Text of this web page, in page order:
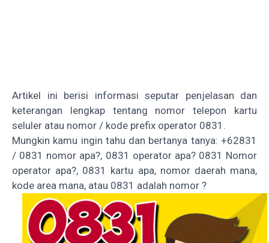
Artikel ini berisi informasi seputar penjelasan dan
keterangan lengkap tentang nomor telepon kartu
seluler atau nomor / kode prefix operator 0831.
Mungkin kamu ingin tahu dan bertanya tanya: +62831
/ 0831 nomor apa?, 0831 operator apa? 0831 Nomor
operator apa?, 0831 kartu apa, nomor daerah mana,
kode area mana, atau 0831 adalah nomor ?